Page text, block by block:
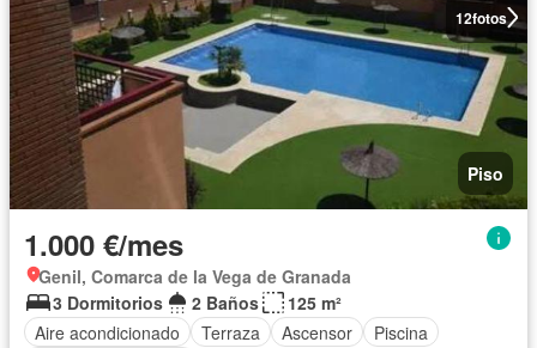
12fotos
Piso
1.000 €/mes
Genil, Comarca de la Vega de Granada
3 Dormitorios
2 Baños
125 m²
Aire acondicionado
Terraza Ascensor
Piscina